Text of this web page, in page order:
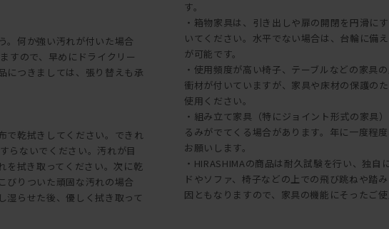
。何か強い汚れが付いた場合
すので、早めにドライクリー
につきましては、張り替えも承
で乾拭きしてください。できれ
らないでください。汚れが目
を拭き取ってください。次に乾
びりついた頑固な汚れの場合
湿らせた後、優しく拭き取って
す。
・箱物家具は、引き出しや扉の開閉を円滑に
いてください。水平でない場合は、台輪に備
が可能です。
・使用頻度が高い椅子、テーブルなどの家具
衝材が付いていますが、家具や床材の保護の
使用ください。
・組み立て家具（特にジョイント形式の家具
るみがでてくる場合があります。年に一度程
お願いします。
・HIRASHIMAの商品は耐久試験を行い、独
ドやソファ、椅子などの上での飛び跳ねや踏
因ともなりますので、家具の機能にそったご使